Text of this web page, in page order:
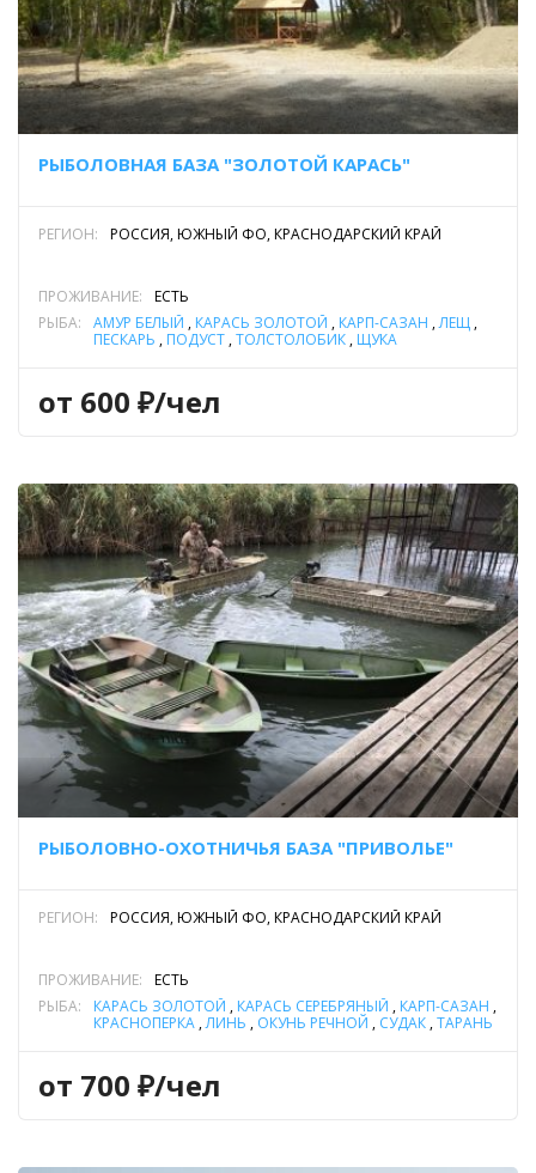
РЫБОЛОВНАЯ БАЗА "ЗОЛОТОЙ КАРАСЬ"
РЕГИОН: РОССИЯ, ЮЖНЫЙ ФО, КРАСНОДАРСКИЙ КРАЙ
ПРОЖИВАНИЕ:
ЕСТЬ
РЫБА:
АМУР БЕЛЫЙ , КАРАСЬ ЗОЛОТОЙ , КАРП-САЗАН ,ЛЕЩ ,
ПЕСКАРЬ , ПОДУСТ ,ТОЛСТОЛОБИК , ЩУКА
от 600 ₽/чел
РЫБОЛОВНО-ОХОТНИЧЬЯ БАЗА "ПРИВОЛЬЕ"
РЕГИОН: РОССИЯ, ЮЖНЫЙ ФО, КРАСНОДАРСКИЙ КРАЙ
ПРОЖИВАНИЕ:
ЕСТЬ
РЫБА:
КАРАСЬ ЗОЛОТОЙ , КАРАСЬ СЕРЕБРЯНЫЙ , КАРП-САЗАН ,
КРАСНОПЕРКА ,ЛИНЬ , ОКУНЬ РЕЧНОЙ , СУДАК ,ТАРАНЬ
от 700 ₽/чел